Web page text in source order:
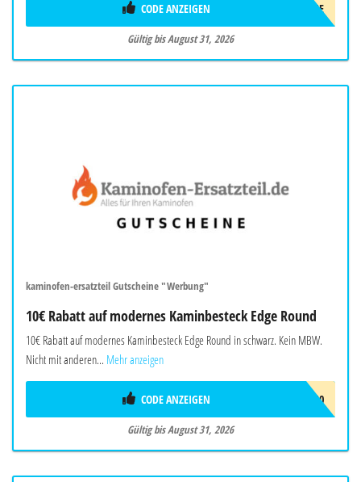
HORTENSIE
CODE ANZEIGEN
Gültig bis August 31, 2026
kaminofen-ersatzteil Gutscheine "Werbung"
10€ Rabatt auf modernes Kaminbesteck Edge Round
10€ Rabatt auf modernes Kaminbesteck Edge Round in schwarz. Kein MBW.
Nicht mit anderen... Mehr anzeigen
EDGEROUND10
CODE ANZEIGEN
Gültig bis August 31, 2026